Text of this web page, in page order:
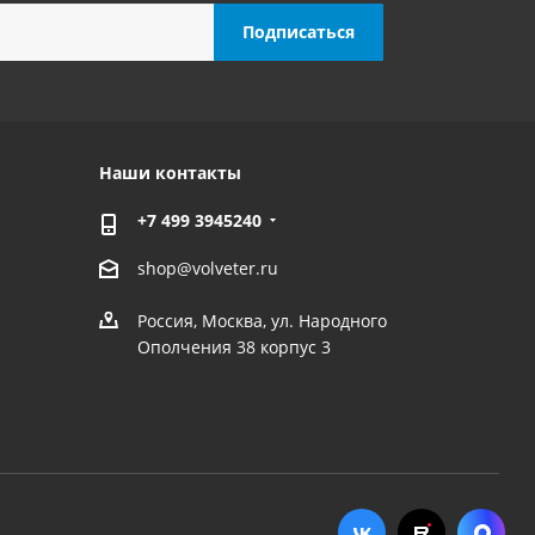
Наши контакты
+7 499 3945240
shop@volveter.ru
Россия, Москва, ул. Народного
Ополчения 38 корпус 3